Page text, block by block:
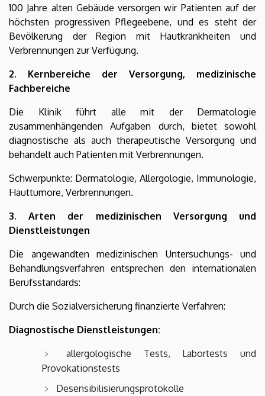
100 Jahre alten Gebäude versorgen wir Patienten auf der
höchsten progressiven Pflegeebene, und es steht der
Bevölkerung der Region mit Hautkrankheiten und
Verbrennungen zur Verfügung.
2. Kernbereiche der Versorgung, medizinische
Fachbereiche
Die Klinik führt alle mit der Dermatologie
zusammenhängenden Aufgaben durch, bietet sowohl
diagnostische als auch therapeutische Versorgung und
behandelt auch Patienten mit Verbrennungen.
Schwerpunkte: Dermatologie, Allergologie, Immunologie,
Hauttumore, Verbrennungen.
3. Arten der medizinischen Versorgung und
Dienstleistungen
Die angewandten medizinischen Untersuchungs- und
Behandlungsverfahren entsprechen den internationalen
Berufsstandards:
Durch die Sozialversicherung finanzierte Verfahren:
Diagnostische Dienstleistungen:
allergologische Tests, Labortests und
Provokationstests
Desensibilisierungsprotokolle